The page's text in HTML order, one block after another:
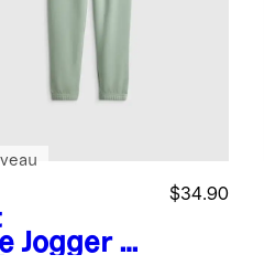
Jogger en
$34.90